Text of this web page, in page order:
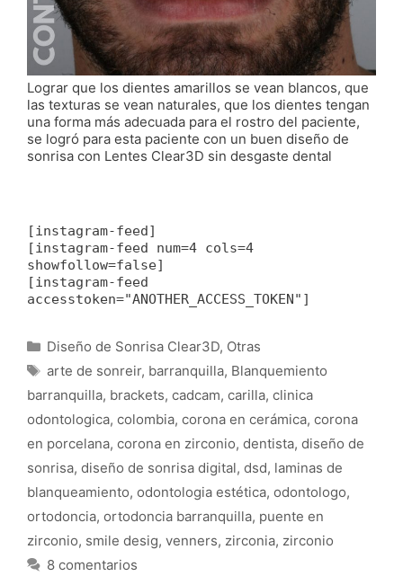
Lograr que los dientes amarillos se vean blancos, que
las texturas se vean naturales, que los dientes tengan
una forma más adecuada para el rostro del paciente,
se logró para esta paciente con un buen diseño de
sonrisa con Lentes Clear3D sin desgaste dental
[instagram-feed]
[instagram-feed num=4 cols=4
showfollow=false]
[instagram-feed
accesstoken="ANOTHER_ACCESS_TOKEN"]
Categorías
Diseño de Sonrisa Clear3D, Otras
Etiquetas
arte de sonreir, barranquilla, Blanquemiento
barranquilla, brackets, cadcam, carilla, clinica
odontologica, colombia, corona en cerámica, corona
en porcelana, corona en zirconio, dentista, diseño de
sonrisa, diseño de sonrisa digital, dsd, laminas de
blanqueamiento, odontologia estética, odontologo,
ortodoncia, ortodoncia barranquilla, puente en
zirconio, smile desig, venners, zirconia, zirconio
8 comentarios